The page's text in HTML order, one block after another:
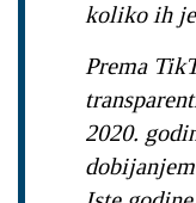
koliko ih
Prema
2020.